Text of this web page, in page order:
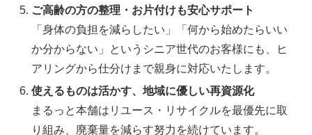
ご高齢の方の整理・お片付けも安心サポート
「身体の負担を減らしたい」「何から始めたらいい
か分からない」というシニア世代のお客様にも、ヒ
アリングから仕分けまで親身に対応いたします。
使えるものは活かす、地域に優しい再資源化
まるっと本舗はリユース・リサイクルを最優先に取
り組み、廃棄量を減らす努力を続けています。